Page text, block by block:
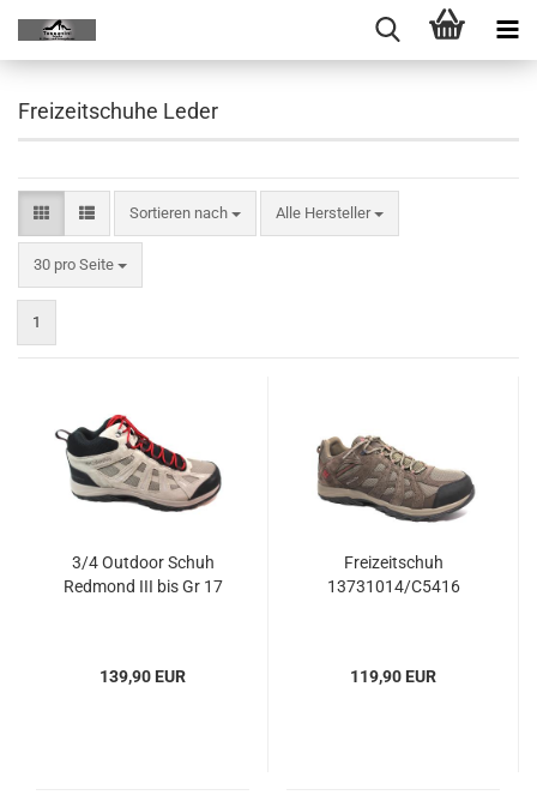
Freizeitschuhe Leder
Sortieren nach Alle Hersteller
30 pro Seite
1
3/4 Outdoor Schuh
Redmond III bis Gr 17
139,90 EUR
Freizeitschuh
13731014/C5416
119,90 EUR